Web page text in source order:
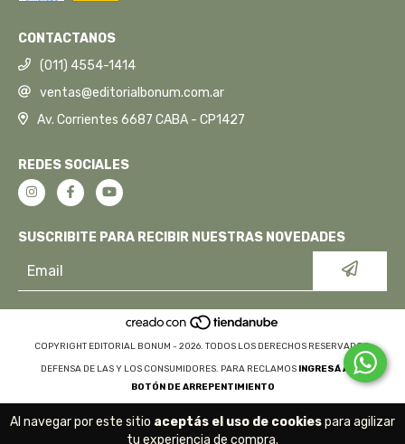
Al navegar por este sitio aceptás el uso de cookiespara agilizar
tu experiencia de compra.
CONTACTANOS
(011) 4554-1414
ventas@editorialbonum.com.ar
Av. Corrientes 6687 CABA - CP1427
REDES SOCIALES
SUSCRIBITE PARA RECIBIR NUESTRAS NOVEDADES
COPYRIGHT EDITORIAL BONUM - 2026. TODOS LOS DERECHOS RESERVADOS.
DEFENSA DE LAS Y LOS CONSUMIDORES. PARA RECLAMOS INGRESÁ ACÁ.
BOTÓN DE ARREPENTIMIENTO